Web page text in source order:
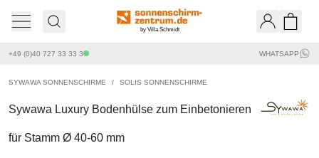
by Villa Schmidt
+49 (0)40 727 33 33 3 WHATSAPP
SYWAWA SONNENSCHIRME / SOLIS SONNENSCHIRME
Sywawa Luxury Bodenhülse zum Einbetonieren
für Stamm Ø 40-60 mm